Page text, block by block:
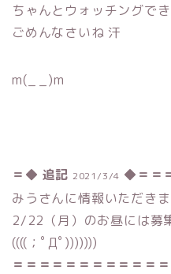
ちゃんとウォッチングで
ごめんなさいね 汗
m(_ _)m
＝◆ 追記 2021/3/4 ◆ ＝ ＝
みうさんに情報いただきま
2/22（月）のお昼には募
((((；ﾟДﾟ)))))))
＝＝＝＝＝＝＝＝＝＝＝